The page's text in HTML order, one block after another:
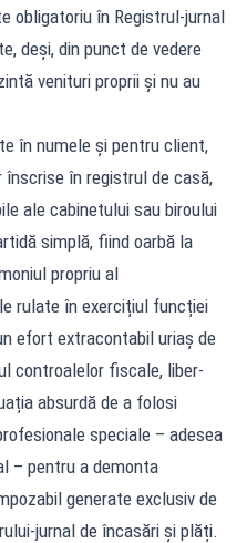
obligatoriu în Registrul-jurnal
deși, din punct de vedere
venituri proprii și nu au
în numele și pentru client,
înscrise în registrul de casă,
ale cabinetului sau biroului
simplă, fiind oarbă la
propriu al
rulate în exercițiul funcției
efort extracontabil uriaș de
controalelor fiscale, liber-
absurdă de a folosi
speciale – adesea
– pentru a demonta
generate exclusiv de
jurnal de încasări și plăți.